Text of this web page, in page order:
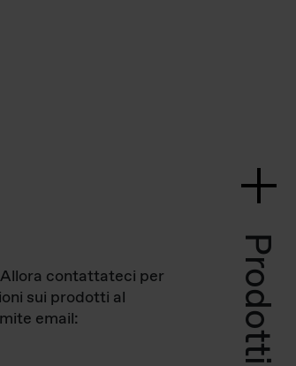
Prodotti
contattateci per
sui prodotti al
email: